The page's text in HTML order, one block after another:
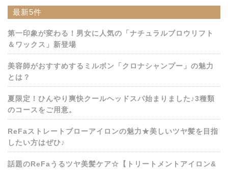
最新5件
第一印象が変わる！男女に人気の「ナチュラルブロウリフト
＆ワックス」新登場
美容師がおすすめするミルボン「クロナシャンプー」の魅力
とは？
夏限定！ひんやり爽快クールヘッドスパ始まりました♪3種類
のコースをご用意。
ReFaストレートブローアイロンの魅力★美しいツヤ髪を目指
したい方はぜひ♪
話題のReFaうるツヤ美髪ケア☆【トリートメントアイロン&